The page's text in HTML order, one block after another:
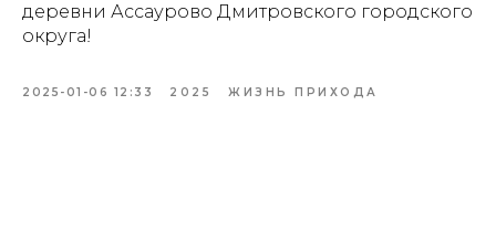
деревни Ассаурово Дмитровского городского
округа!
2025-01-06 12:33 2025 ЖИЗНЬ ПРИХОДА